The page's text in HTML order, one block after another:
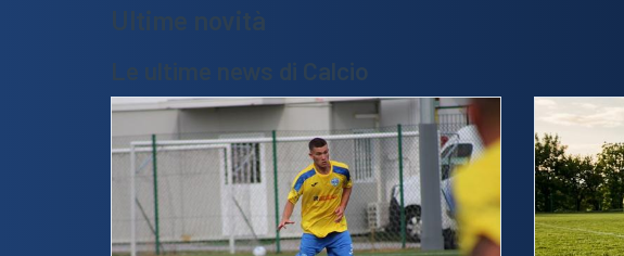
Ultime novità
Le ultime news di Calcio